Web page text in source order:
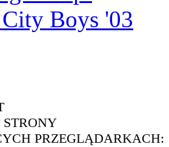
Boys '03
PRZEGLĄDARKACH: